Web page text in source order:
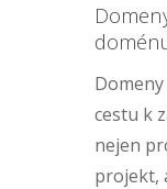
cestu k
nejen
projekt,